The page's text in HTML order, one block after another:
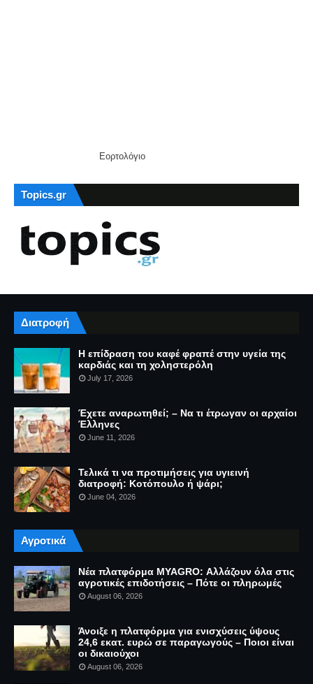
Εορτολόγιο
Topics.gr
Διατροφή
Η επίδραση του καφέ φραπέ στην υγεία της
καρδιάς και τη χοληστερόλη
July 17, 2026
Έχετε αναρωτηθεί; – Να τι έτρωγαν οι αρχαίοι
Έλληνες
June 11, 2026
Τελικά τι να προτιμήσεις για υγιεινή
διατροφή: Κοτόπουλο ή ψάρι;
June 04, 2026
Αγροτικά
Νέα πλατφόρμα MYAGRO: Αλλάζουν όλα στις
αγροτικές επιδοτήσεις – Πότε οι πληρωμές
August 06, 2026
Άνοιξε η πλατφόρμα για ενισχύσεις ύψους
24,6 εκατ. ευρώ σε παραγωγούς – Ποιοι είναι
οι δικαιούχοι
August 06, 2026